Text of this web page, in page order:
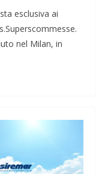
esclusiva ai
nel Milan, in